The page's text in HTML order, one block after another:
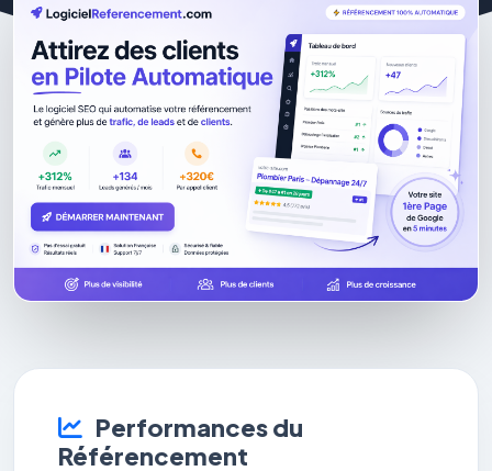
Performances du
Référencement